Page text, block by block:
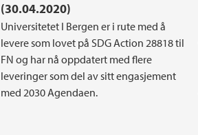
(30.04.2020)
Universitetet I Bergen er i rute med å
levere som lovet på SDG Action 28818 til
FN og har nå oppdatert med flere
leveringer som del av sitt engasjement
med 2030 Agendaen.